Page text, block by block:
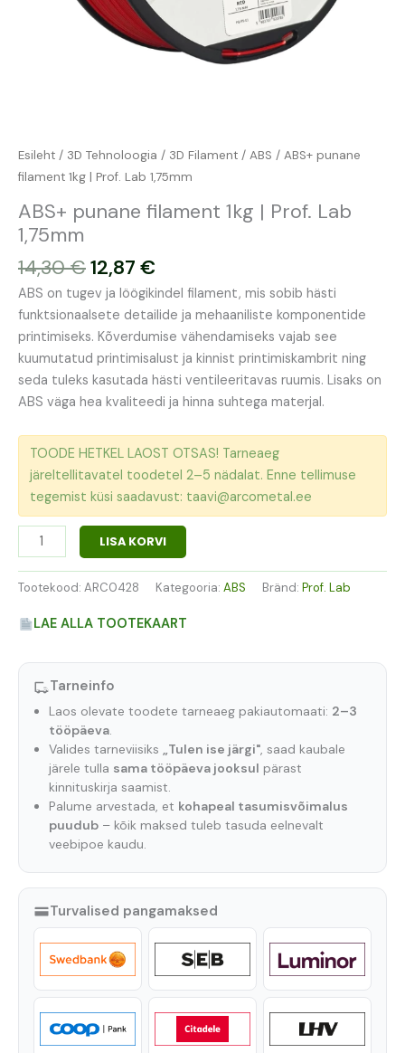
Esileht / 3D Tehnoloogia / 3D Filament / ABS / ABS+ punane
filament 1kg | Prof. Lab 1,75mm
ABS+ punane filament 1kg | Prof. Lab
1,75mm
14,30€12,87 €
ABS on tugev ja löögikindel filament, mis sobib hästi
funktsionaalsete detailide ja mehaaniliste komponentide
printimiseks. Kõverdumise vähendamiseks vajab see
kuumutatud printimisalust ja kinnist printimiskambrit ning
seda tuleks kasutada hästi ventileeritavas ruumis. Lisaks on
ABS väga hea kvaliteedi ja hinna suhtega materjal.
TOODE HETKEL LAOST OTSAS! Tarneaeg
järeltellitavatel toodetel 2–5 nädalat. Enne tellimuse
tegemist küsi saadavust: taavi@arcometal.ee
LISA KORVI
Tootekood: ARC0428 Kategooria: ABS Bränd: Prof. Lab
LAE ALLA TOOTEKAART
Tarneinfo
Laos olevate toodete tarneaeg pakiautomaati: 2–3
tööpäeva.
Valides tarneviisiks „Tulen ise järgi", saad kaubale
järele tulla sama tööpäeva jooksul pärast
kinnituskirja saamist.
Palume arvestada, et kohapeal tasumisvõimalus
puudub– kõik maksed tuleb tasuda eelnevalt
veebipoe kaudu.
Turvalised pangamaksed